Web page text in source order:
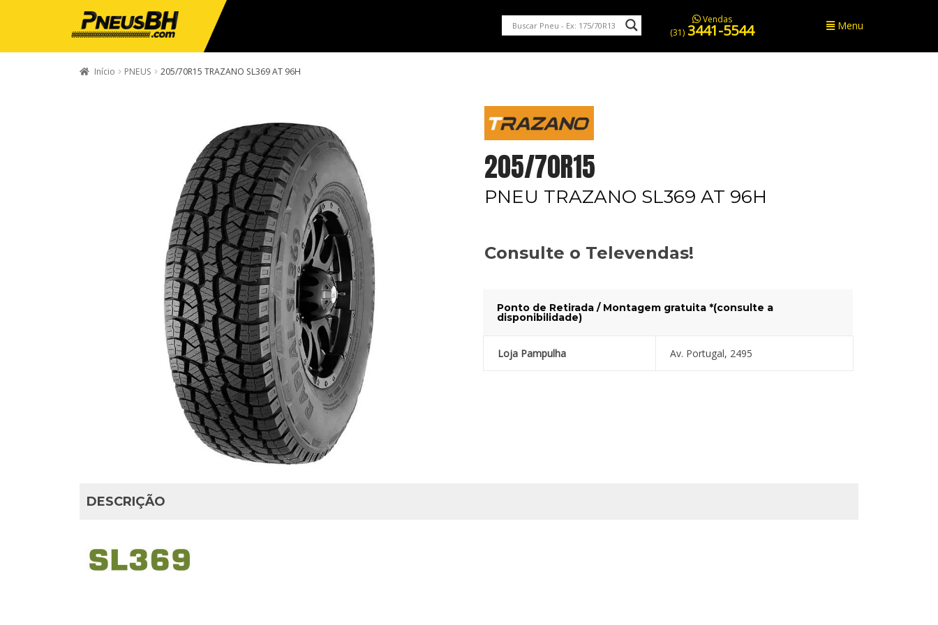
Vendas
(31) 3441-5544 Menu
Início PNEUS 205/70R15 TRAZANO SL369 AT 96H
205/70R15
PNEU TRAZANO SL369 AT 96H
Consulte o Televendas!
Ponto de Retirada / Montagem gratuita *(consulte a
disponibilidade)
Loja Pampulha Av. Portugal, 2495
DESCRIÇÃO